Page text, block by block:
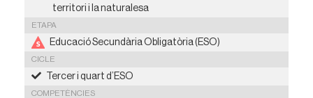
territori i la naturalesa
ETAPA
Educació Secundària Obligatòria (ESO)
CICLE
Tercer i quart d’ESO
COMPETÈNCIES